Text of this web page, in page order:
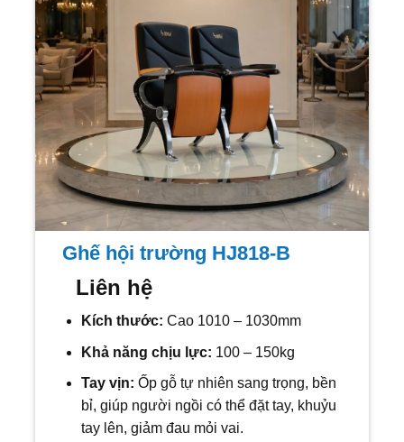
Ghế hội trường HJ818-B
Liên hệ
Kích thước: Cao 1010 – 1030mm
Khả năng chịu lực: 100 – 150kg
Tay vịn: Ốp gỗ tự nhiên sang trọng, bền
bỉ, giúp người ngồi có thể đặt tay, khuỷu
tay lên, giảm đau mỏi vai.